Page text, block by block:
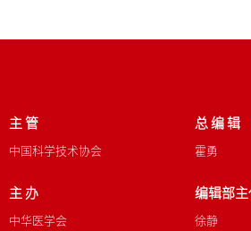
主 管
中国科学技术协会
主 办
中华医学会
总 编 辑
霍勇
编辑部
徐静